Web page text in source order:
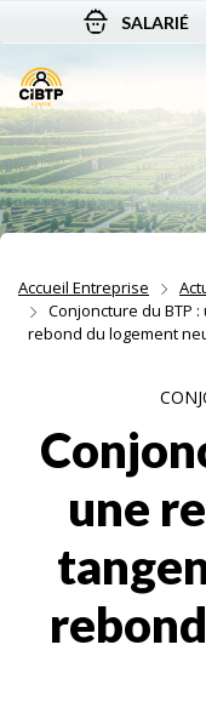
Aller au
Aller à la
Aller à laSALARIÉ
Accueil Entreprise
Conjoncture du BTP
rebond du logement
une